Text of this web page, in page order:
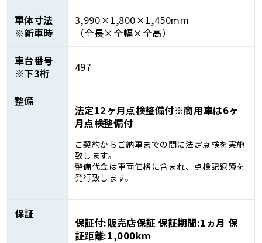
車体寸法
※新車時
3,990×1,800×1,450mm
（全長×全幅×全高）
車台番号
※下3桁
497
整備
法定12ヶ月点検整備付※商用車は6ヶ
月点検整備付
ご契約からご納車までの間に法定点検を実施
致します。
整備代金は車両価格に含まれ、点検記録簿を
発行致します。
保証
保証付:販売店保証 保証期間:1ヵ月 保
証距離:1,000km